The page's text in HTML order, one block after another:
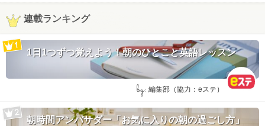
連載ランキング
1日1つずつ覚えよう！朝のひとこと英語レッスン
by: 編集部（協力：eステ）
朝時間アンバサダー「お気に入りの朝の過ごし方」